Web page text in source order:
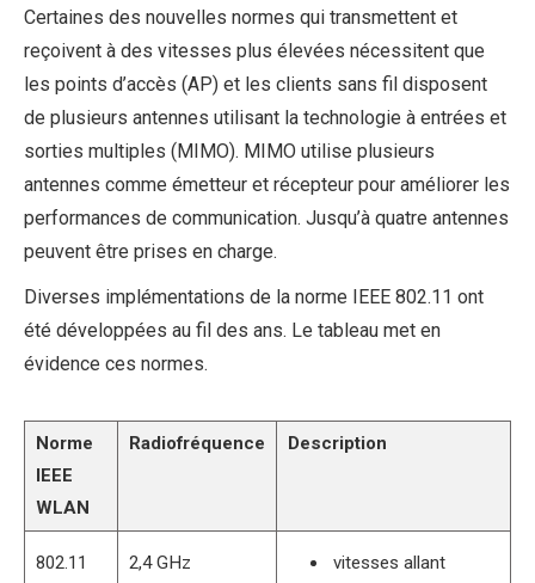
Certaines des nouvelles normes qui transmettent et
reçoivent à des vitesses plus élevées nécessitent que
les points d’accès (AP) et les clients sans fil disposent
de plusieurs antennes utilisant la technologie à entrées et
sorties multiples (MIMO). MIMO utilise plusieurs
antennes comme émetteur et récepteur pour améliorer les
performances de communication. Jusqu’à quatre antennes
peuvent être prises en charge.
Diverses implémentations de la norme IEEE 802.11 ont
été développées au fil des ans. Le tableau met en
évidence ces normes.
Norme
IEEE
WLAN
Radiofréquence Description
802.11 2,4 GHz
vitesses allant